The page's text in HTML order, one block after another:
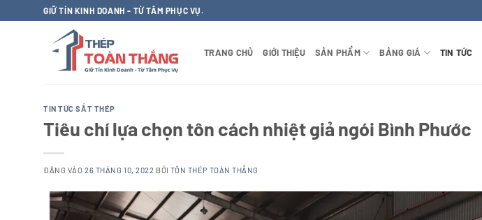
qua
GIỮ TÍN KINH DOANH - TỪ TÂM PHỤC VỤ.
TRANG CHỦ GIỚI THIỆU SẢN PHẨM BẢNG GIÁ TIN TỨC
TIN TỨC SẮT THÉP
Tiêu chí lựa chọn tôn cách nhiệt giả ngói Bình Phước
ĐĂNG VÀO26 THÁNG 10, 2022 BỞITÔN THÉP TOÀN THẮNG